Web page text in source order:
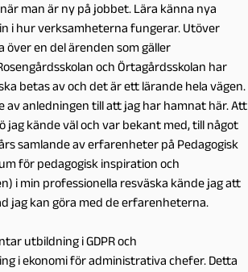
man är ny på jobbet. Lära känna nya
i hur verksamheterna fungerar. Utöver
en del ärenden som gäller
och Örtagårdsskolan har
betas av och det är ett lärande hela vägen.
av anledningen till att jag har hamnat här. Att
jag kände väl och var bekant med, till något
samlande av erfarenheter på Pedagogisk
för pedagogisk inspiration och
i min professionella resväska kände jag att
jag kan göra med de erfarenheterna.
utbildning i GDPR och
i ekonomi för administrativa chefer. Detta